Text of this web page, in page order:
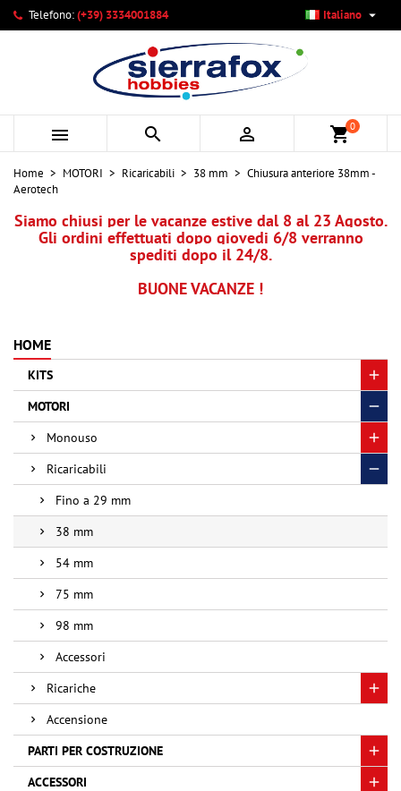
Telefono:(+39) 3334001884 Italiano 
   shopping_cart0
Home MOTORI Ricaricabili 38 mm
Chiusura anteriore 38mm -
Aerotech
Siamo chiusi per le vacanze estive dal 8 al 23 Agosto.
Gli ordini effettuati dopo giovedi 6/8 verranno
spediti dopo il 24/8.
BUONE VACANZE !
HOME
KITS
MOTORI
Monouso
Ricaricabili
Fino a 29 mm
38 mm
54 mm
75 mm
98 mm
Accessori
Ricariche
Accensione
PARTI PER COSTRUZIONE
ACCESSORI
Le mie liste di desideri ×
Crea nuova lista
Crea lista dei desideri ×
Nome lista dei desideri
Annulla Crea lista dei desideri
Accedi ×
Devi avere effettuato l'accesso per salvare dei prodotti
nella tua lista dei desideri.
Annulla Accedi